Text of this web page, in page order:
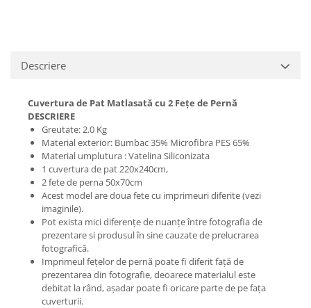
Descriere
Cuvertura de Pat Matlasată cu 2 Fețe de Pernă
DESCRIERE
Greutate: 2.0 Kg
Material exterior: Bumbac 35% Microfibra PES 65%
Material umplutura : Vatelina Siliconizata
1 cuvertura de pat 220x240cm,
2 fete de perna 50x70cm
Acest model are doua fete cu imprimeuri diferite (vezi
imaginile).
Pot exista mici diferențe de nuanțe între fotografia de
prezentare si produsul în sine cauzate de prelucrarea
fotografică.
Imprimeul fețelor de pernă poate fi diferit față de
prezentarea din fotografie, deoarece materialul este
debitat la rând, așadar poate fi oricare parte de pe fața
cuverturii.